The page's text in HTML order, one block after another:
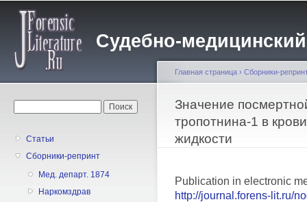
Судебно-
Статьи
Сборники-репринт
Мед. департ. 1874
Наркомздрав
Вы здесь
Главная страница › Сборники-
Значение
тропотнина-1 в
жидкости
Publication in electronic
http://journal.forens-lit.ru/